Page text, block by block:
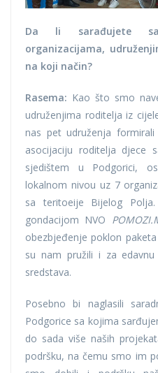
Da li sarađujete
organizacijama,
na koji način?
Rasema: Kao što smo
udruženjima roditelja iz
nas pet udruženja
asocijaciju roditelja djece
sjedištem u Podgorici,
lokalnom nivou uz 7
sa teritoeije Bijelog
gondacijom NVO
obezbjeđenje poklon
su nam pružili i za
sredstava.
Posebno bi naglasili
Podgorice sa kojima
do sada više naših
podršku, na čemu smo im